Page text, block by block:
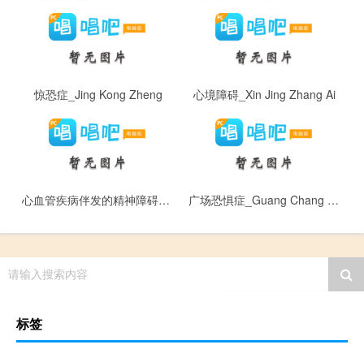
惊恐症_Jing Kong Zheng 心境障碍_Xin Jing Zhang Ai
心血管疾病伴发的精神障碍_Xin Xue Guan Ji Bing Ban Fa De Jing Shen Zhang Ai 广场恐惧症_Guang Chang Kong Ju Zheng
请输入搜索内容
标签